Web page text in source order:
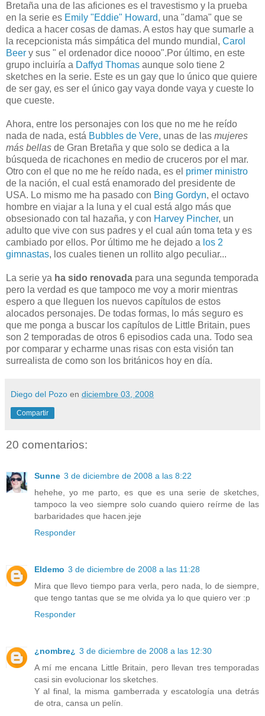
Bretaña una de las aficiones es el travestismo y la prueba
en la serie es Emily "Eddie" Howard, una "dama" que se
dedica a hacer cosas de damas. A estos hay que sumarle a
la recepcionista más simpática del mundo mundial, Carol
Beer y sus " el ordenador dice noooo".Por último, en este
grupo incluiría a Daffyd Thomas aunque solo tiene 2
sketches en la serie. Este es un gay que lo único que quiere
de ser gay, es ser el único gay vaya donde vaya y cueste lo
que cueste.
Ahora, entre los personajes con los que no me he reído
nada de nada, está Bubbles de Vere, unas de las mujeres
más bellas de Gran Bretaña y que solo se dedica a la
búsqueda de ricachones en medio de cruceros por el mar.
Otro con el que no me he reído nada, es el primer ministro
de la nación, el cual está enamorado del presidente de
USA. Lo mismo me ha pasado con Bing Gordyn, el octavo
hombre en viajar a la luna y el cual está algo más que
obsesionado con tal hazaña, y con Harvey Pincher, un
adulto que vive con sus padres y el cual aún toma teta y es
cambiado por ellos. Por último me he dejado a los 2
gimnastas, los cuales tienen un rollito algo peculiar...
La serie ya ha sido renovada para una segunda temporada
pero la verdad es que tampoco me voy a morir mientras
espero a que lleguen los nuevos capítulos de estos
alocados personajes. De todas formas, lo más seguro es
que me ponga a buscar los capítulos de Little Britain, pues
son 2 temporadas de otros 6 episodios cada una. Todo sea
por comparar y echarme unas risas con esta visión tan
surrealista de como son los británicos hoy en día.
Diego del Pozo en diciembre 03, 2008
Compartir
20 comentarios:
Sunne 3 de diciembre de 2008 a las 8:22
hehehe, yo me parto, es que es una serie de sketches,
tampoco la veo siempre solo cuando quiero reírme de las
barbaridades que hacen.jeje
Responder
Eldemo 3 de diciembre de 2008 a las 11:28
Mira que llevo tiempo para verla, pero nada, lo de siempre,
que tengo tantas que se me olvida ya lo que quiero ver :p
Responder
¿nombre¿ 3 de diciembre de 2008 a las 12:30
A mí me encana Little Britain, pero llevan tres temporadas
casi sin evolucionar los sketches.
Y al final, la misma gamberrada y escatología una detrás
de otra, cansa un pelín.